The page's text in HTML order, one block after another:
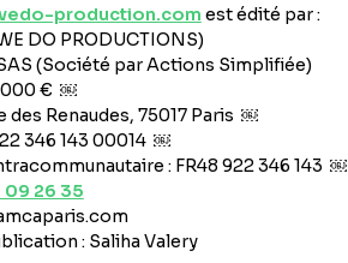
production.com est édité par :
DO PRODUCTIONS)
(Société par Actions Simplifiée)
000 € ￼
des Renaudes, 75017 Paris ￼
346 143 00014 ￼
: FR48 922 346 143 ￼
09 26 35
: Saliha Valery